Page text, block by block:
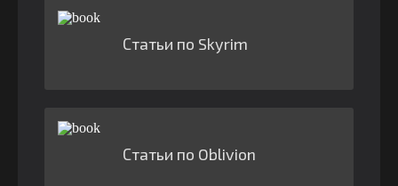
Статьи по Skyrim
Статьи по Oblivion